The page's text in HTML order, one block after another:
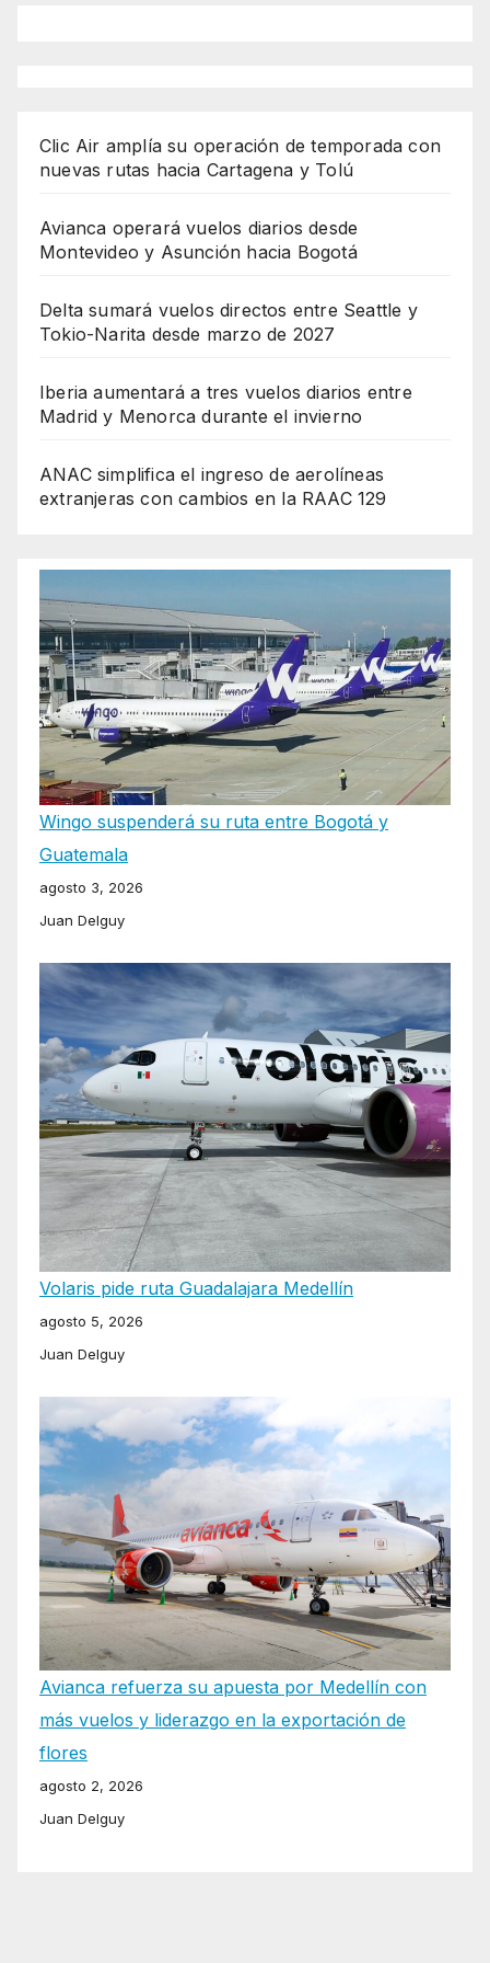
Clic Air amplía su operación de temporada con
nuevas rutas hacia Cartagena y Tolú
Avianca operará vuelos diarios desde
Montevideo y Asunción hacia Bogotá
Delta sumará vuelos directos entre Seattle y
Tokio-Narita desde marzo de 2027
Iberia aumentará a tres vuelos diarios entre
Madrid y Menorca durante el invierno
ANAC simplifica el ingreso de aerolíneas
extranjeras con cambios en la RAAC 129
Wingo suspenderá su ruta entre Bogotá y
Guatemala
agosto 3, 2026
Juan Delguy
Volaris pide ruta Guadalajara Medellín
agosto 5, 2026
Juan Delguy
Avianca refuerza su apuesta por Medellín con
más vuelos y liderazgo en la exportación de
flores
agosto 2, 2026
Juan Delguy